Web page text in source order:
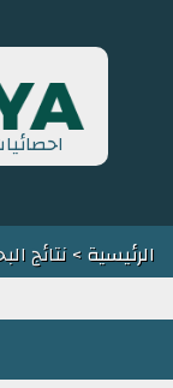
الرئيسية> نتائج